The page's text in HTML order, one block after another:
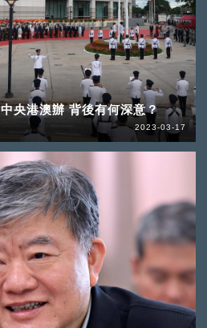
央港澳辦 背後有何深意？
2023-03-17